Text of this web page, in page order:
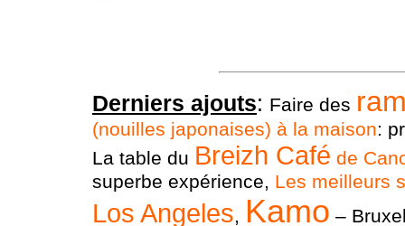
Derniers ajouts: Faire des
(nouilles japonaises) à la maison:
La table du Breizh Café de
superbe expérience, Les meilleurs
Los Angeles, Kamo –